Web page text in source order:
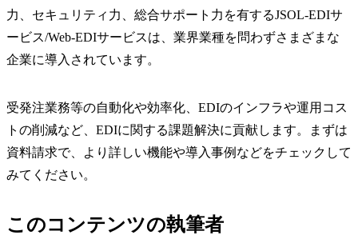
力、セキュリティ力、総合サポート力を有するJSOL-EDIサ
ービス/Web-EDIサービスは、業界業種を問わずさまざまな
企業に導入されています。
​​受発注業務等の自動化や効率化、EDIのインフラや運用コス
トの削減など、EDIに関する課題解決に貢献します。​​まずは
資料請求で、より詳しい機能や導入事例などをチェックして
みてください。
このコンテンツの執筆者